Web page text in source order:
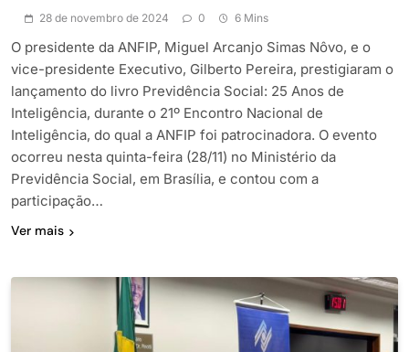
28 de novembro de 2024 0 6 Mins
O presidente da ANFIP, Miguel Arcanjo Simas Nôvo, e o
vice-presidente Executivo, Gilberto Pereira, prestigiaram o
lançamento do livro Previdência Social: 25 Anos de
Inteligência, durante o 21º Encontro Nacional de
Inteligência, do qual a ANFIP foi patrocinadora. O evento
ocorreu nesta quinta-feira (28/11) no Ministério da
Previdência Social, em Brasília, e contou com a
participação…
Ver mais